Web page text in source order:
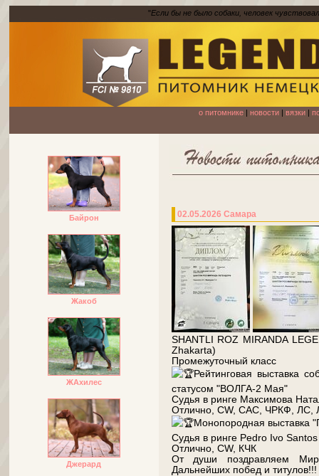
"Если бы не было собаки, человек
о питомнике| новости| вязки|
Байрон
Жакоб
ЖАхилес
Джерард
02.05.2026 Самара
SHANTLI ROZ MIRANDA
Zhakarta)
Промежуточный класс
Рейтинговая выставка
статусом "ВОЛГА-2 Мая"
Судья в ринге Максимова
Отлично, CW, САС, ЧРКФ, ЛС,
Монопородная выставка
Судья в ринге Pedro Ivo
Отлично, CW, КЧК
От души поздравляем
Дальнейших побед и титулов!!!